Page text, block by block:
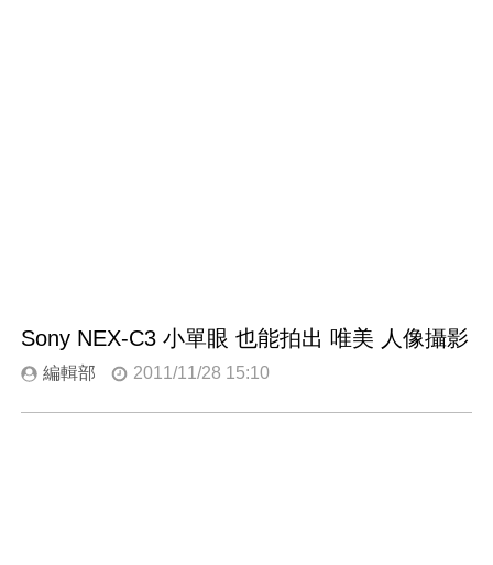
Sony NEX-C3 小單眼 也能拍出 唯美 人像攝影
編輯部 2011/11/28 15:10